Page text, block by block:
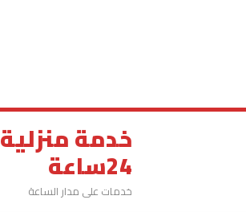
خدمة منزلية
24ساعة
خدمات على مدار الساعة